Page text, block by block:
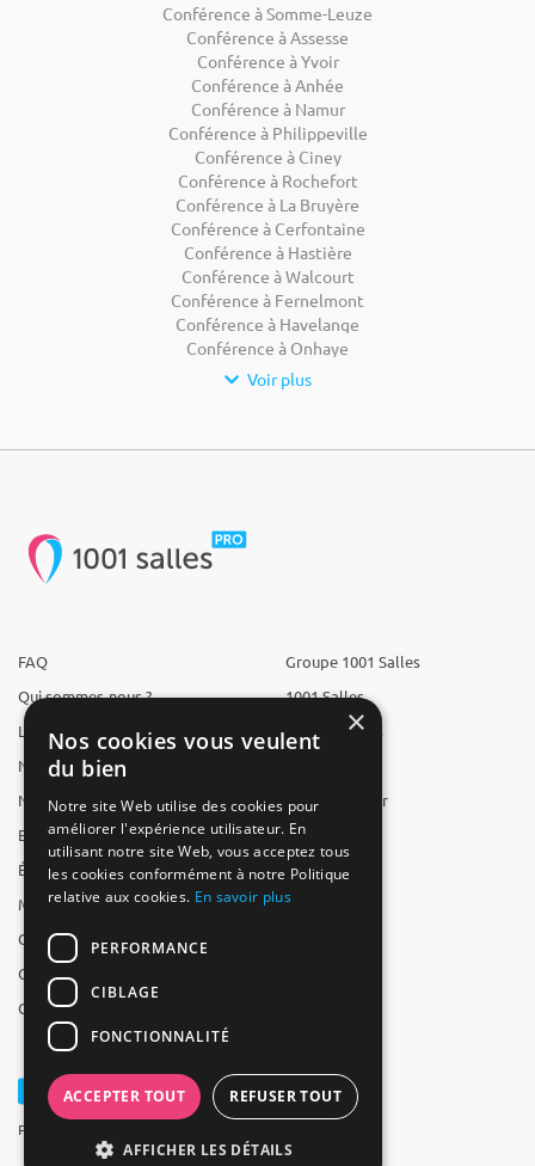
Conférence à Somme-Leuze
Conférence à Assesse
Conférence à Yvoir
Conférence à Anhée
Conférence à Namur
Conférence à Philippeville
Conférence à Ciney
Conférence à Rochefort
Conférence à La Bruyère
Conférence à Cerfontaine
Conférence à Hastière
Conférence à Walcourt
Conférence à Fernelmont
Conférence à Havelange
Conférence à Onhaye
Voir plus
FAQ
Qui sommes-nous ?
L'équipe
Nous recrutons
Nos partenaires
Espace presse
Études
Mentions légales
CGV
CGU
Contact
Groupe 1001 Salles
1001 Salles
1001 Traiteurs
Reserverunbar
MP2
Powered by Groupe 1001Salles
×
Nos cookies vous veulent
du bien
Notre site Web utilise des cookies pour
améliorer l'expérience utilisateur. En
utilisant notre site Web, vous acceptez tous
les cookies conformément à notre Politique
relative aux cookies. En savoir plus
PERFORMANCE
CIBLAGE
FONCTIONNALITÉ
ACCEPTER TOUT REFUSER TOUT
AFFICHER LES DÉTAILS